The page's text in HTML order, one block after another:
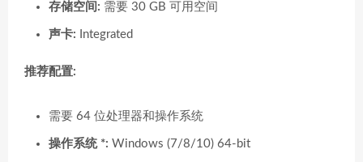
存储空间: 需要 30 GB 可用空间
声卡: Integrated
推荐配置:
需要 64 位处理器和操作系统
操作系统 *: Windows (7/8/10) 64-bit